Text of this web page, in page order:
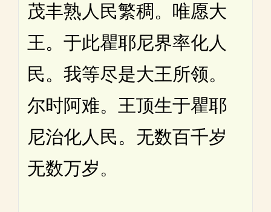
茂丰熟人民繁稠。唯愿大
王。于此瞿耶尼界率化人
民。我等尽是大王所领。
尔时阿难。王顶生于瞿耶
尼治化人民。无数百千岁
无数万岁。